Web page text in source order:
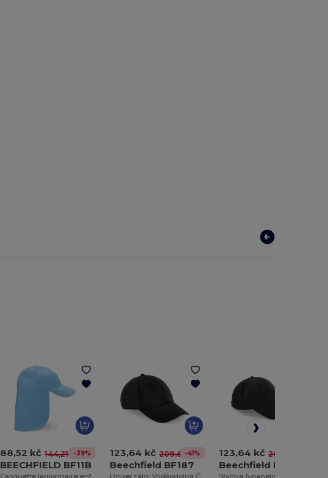
88,52 kč 144,21 kč-39%
BEECHFIELD BF11B
123,64 kč 209,85 kč
-41%
Beechfield BF187
123,64 kč 209,85 kč
Beechfield BF196